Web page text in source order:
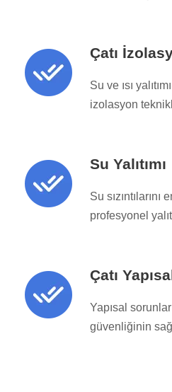
Çatı
Su ve ısı
izolasyon
Su Yalıtımı
Su
profesyonel
Çatı
Yapısal
güvenliğinin